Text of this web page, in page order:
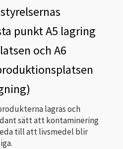
punkt A5 lagring
och A6
lagras och
sätt att kontaminering
till att livsmedel blir